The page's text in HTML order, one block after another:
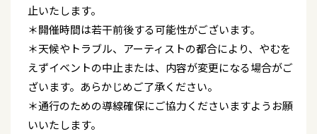
止いたします。
＊開催時間は若干前後する可能性がございます。
＊天候やトラブル、アーティストの都合により、やむを
えずイベントの中止または、内容が変更になる場合がご
ざいます。あらかじめご了承ください。
＊通行のための導線確保にご協力くださいますようお願
いいたします。